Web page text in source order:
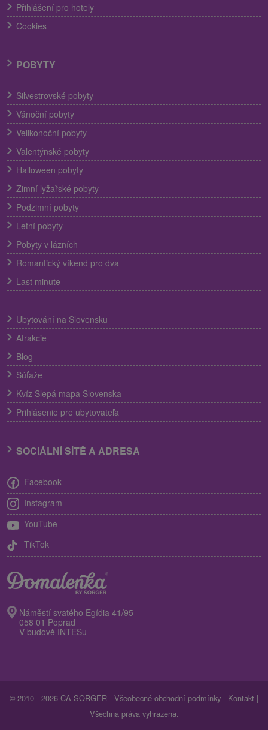
Přihlášení pro hotely
Cookies
POBYTY
Silvestrovské pobyty
Vánoční pobyty
Velikonoční pobyty
Valentýnské pobyty
Halloween pobyty
Zimní lyžařské pobyty
Podzimní pobyty
Letní pobyty
Pobyty v lázních
Romantický víkend pro dva
Last minute
Ubytování na Slovensku
Atrakcie
Blog
Súťaže
Kvíz Slepá mapa Slovenska
Prihlásenie pre ubytovateľa
SOCIÁLNÍ SÍTĚ A ADRESA
Facebook
Instagram
YouTube
TikTok
Náměstí svatého Egídia 41/95
058 01 Poprad
V budově INTESu
© 2010 - 2026 CA SORGER - Všeobecné obchodní podmínky - Kontakt |
Všechna práva vyhrazena.